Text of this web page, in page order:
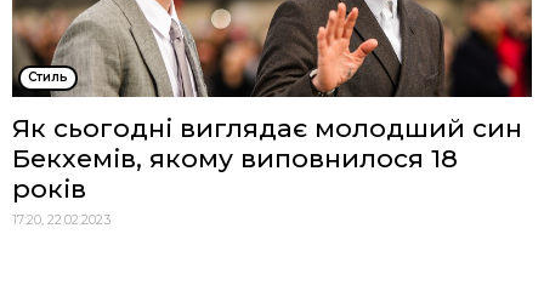
Стиль
Як сьогодні виглядає молодший син
Бекхемів, якому виповнилося 18
років
17:20, 22.02.2023